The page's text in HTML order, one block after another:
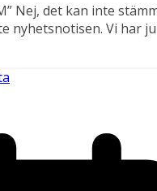
Nej, det kan inte
nyhetsnotisen. Vi har